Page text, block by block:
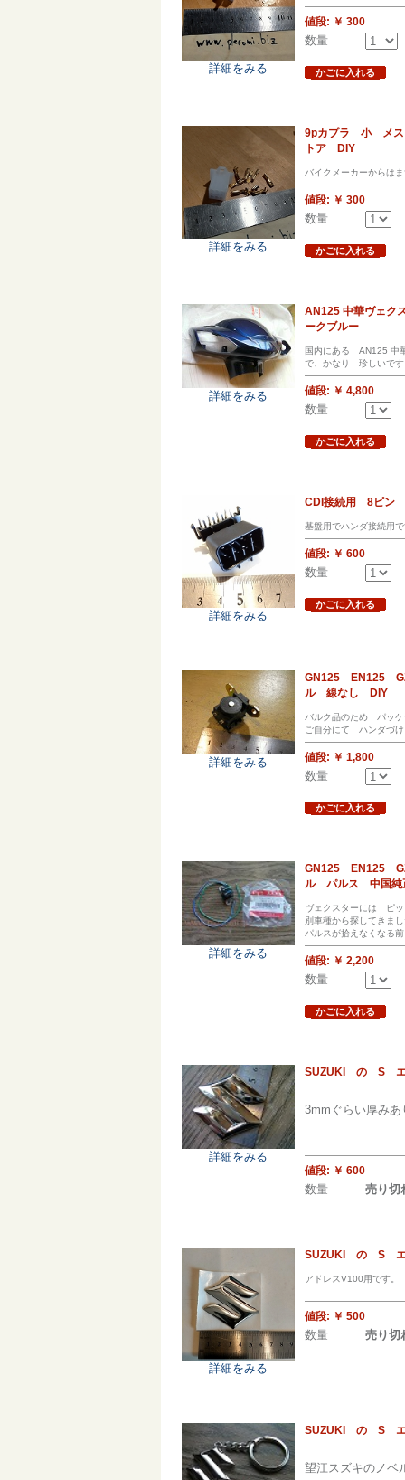
詳細をみる
値段: ￥ 300
数量
かごに入れる
詳細をみる
9pカプラ 小 メ
トア DIY
バイクメーカーからは
値段: ￥ 300
数量
かごに入れる
詳細をみる
AN125 中華ヴェ
ークブルー
国内にある AN125 中
で、かなり 珍しいです
値段: ￥ 4,800
数量
かごに入れる
詳細をみる
CDI接続用 8ピ
基盤用でハンダ接続用
値段: ￥ 600
数量
かごに入れる
詳細をみる
GN125 EN125
ル 線なし DIY
バルク品のため パッケ
ご自分にて ハンダづ
値段: ￥ 1,800
数量
かごに入れる
詳細をみる
GN125 EN125
ル パルス 中国純
ヴェクスターには ピッ
別車種から探してきま
パルスが拾えなくなる
値段: ￥ 2,200
数量
かごに入れる
詳細をみる
SUZUKI の S エ
3mmぐらい厚みあ
値段: ￥ 600
数量 売り切
詳細をみる
SUZUKI の S エ
アドレスV100用です。
値段: ￥ 500
数量 売り切
SUZUKI の S エ
望江スズキのノベ